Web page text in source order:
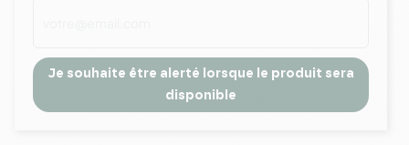
Je souhaite être alerté lorsque le produit sera
disponible